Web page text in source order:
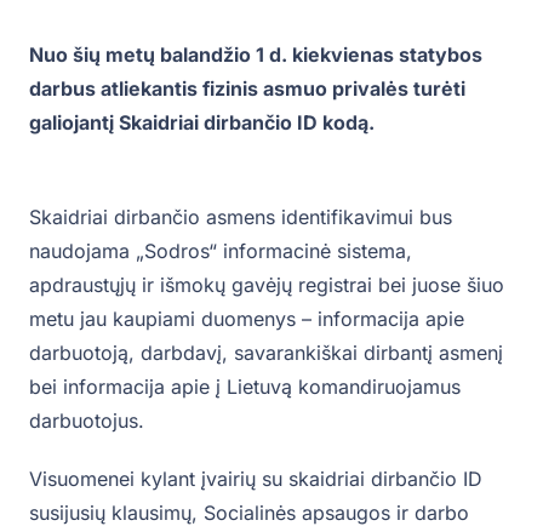
Nuo šių metų balandžio 1 d. kiekvienas statybos
darbus atliekantis fizinis asmuo privalės turėti
galiojantį Skaidriai dirbančio ID kodą.
Skaidriai dirbančio asmens identifikavimui bus
naudojama „Sodros“ informacinė sistema,
apdraustųjų ir išmokų gavėjų registrai bei juose šiuo
metu jau kaupiami duomenys – informacija apie
darbuotoją, darbdavį, savarankiškai dirbantį asmenį
bei informacija apie į Lietuvą komandiruojamus
darbuotojus.
Visuomenei kylant įvairių su skaidriai dirbančio ID
susijusių klausimų, Socialinės apsaugos ir darbo